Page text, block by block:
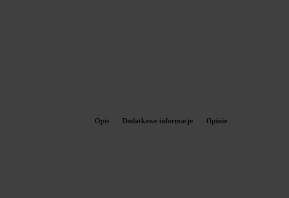
Opis Dodatkowe informacje Opinie